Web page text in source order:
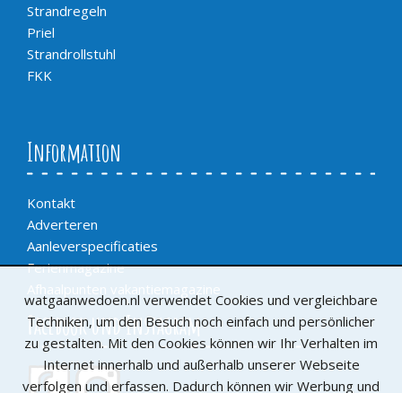
Strandregeln
Priel
Strandrollstuhl
FKK
Information
Kontakt
Adverteren
Aanleverspecificaties
Ferienmagazine
Afhaalpunten vakantiemagazine
Facebook und Instagram
watgaanwedoen.nl verwendet Cookies und vergleichbare
Techniken, um den Besuch noch einfach und persönlicher
zu gestalten. Mit den Cookies können wir Ihr Verhalten im
Internet innerhalb und außerhalb unserer Webseite
verfolgen und erfassen. Dadurch können wir Werbung und